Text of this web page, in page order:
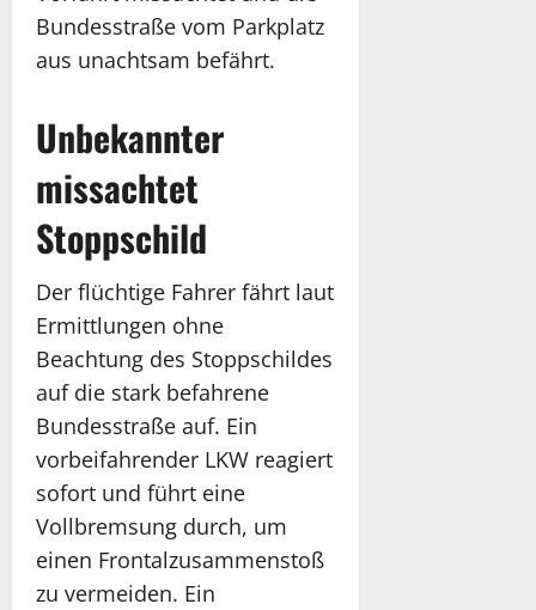
Bundesstraße vom Parkplatz
aus unachtsam befährt.
Unbekannter
missachtet
Stoppschild
Der flüchtige Fahrer fährt laut
Ermittlungen ohne
Beachtung des Stoppschildes
auf die stark befahrene
Bundesstraße auf. Ein
vorbeifahrender LKW reagiert
sofort und führt eine
Vollbremsung durch, um
einen Frontalzusammenstoß
zu vermeiden. Ein